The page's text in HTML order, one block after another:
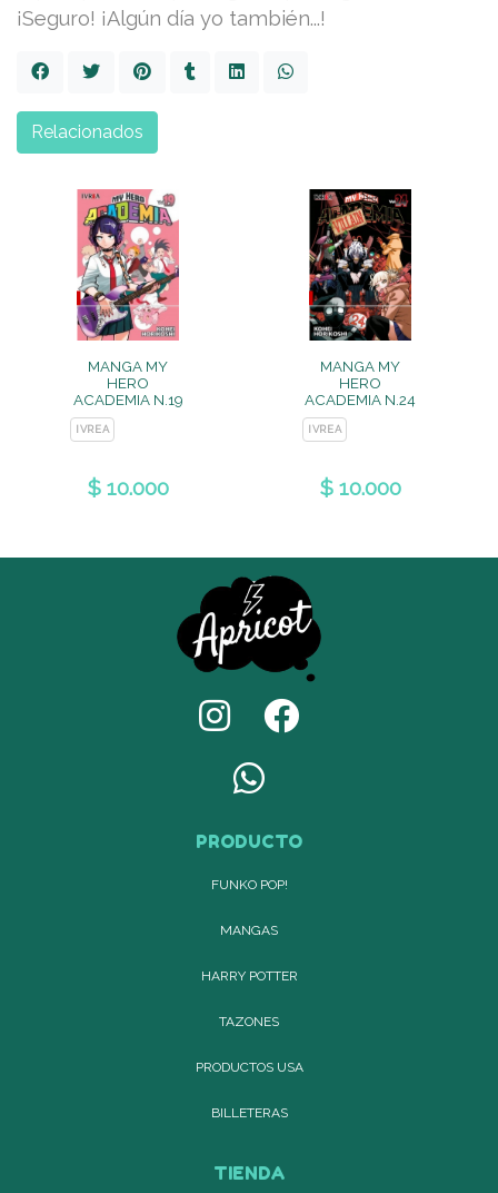
¡Seguro! ¡Algún día yo también...!
MANGA MY
HERO
ACADEMIA N.19
IVREA
$ 10.000
MANGA MY
HERO
ACADEMIA N.24
IVREA
$ 10.000
Relacionados
PRODUCTO
FUNKO POP!
MANGAS
HARRY POTTER
TAZONES
PRODUCTOS USA
BILLETERAS
TIENDA